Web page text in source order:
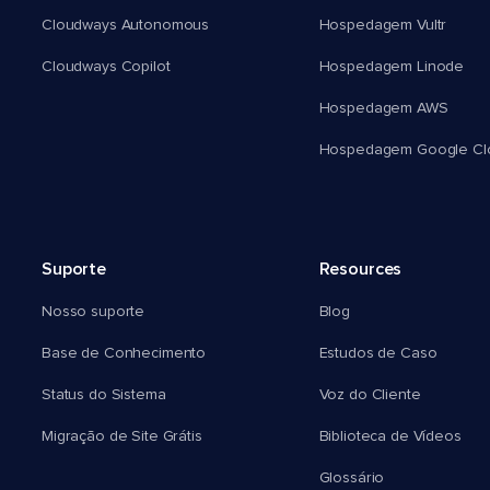
Cloudways Autonomous
Cloudways Copilot
Hospedagem Vultr
Hospedagem Linode
Hospedagem AWS
Hospedagem Google
Suporte
Nosso suporte
Base de Conhecimento
Status do Sistema
Migração de Site Grátis
Resources
Blog
Estudos de Caso
Voz do Cliente
Biblioteca de Vídeos
Glossário